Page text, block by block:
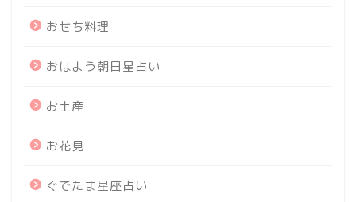
おせち料理
おはよう朝日星占い
お土産
お花見
ぐでたま星座占い